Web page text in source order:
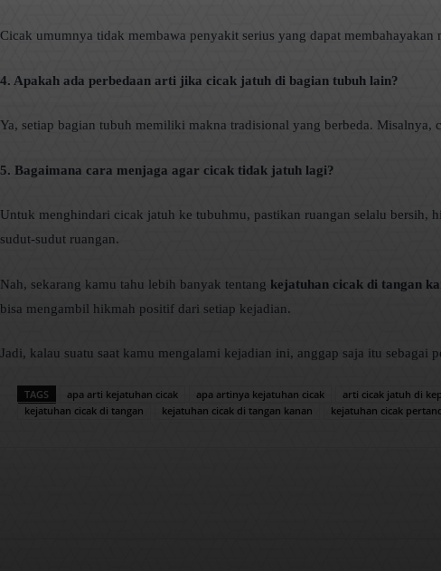
Cicak umumnya tidak membawa penyakit serius yang dapat
4. Apakah ada perbedaan arti jika cicak jatuh di bagian tubuh lain?
Ya, setiap bagian tubuh memiliki makna tradisional yang berbeda.
5. Bagaimana cara menjaga agar cicak tidak jatuh lagi?
Untuk menghindari cicak jatuh ke tubuhmu, pastikan ruangan selalu
sudut-sudut ruangan.
Nah, sekarang kamu tahu lebih banyak tentang kejatuhan cicak di tangan
bisa mengambil hikmah positif dari setiap kejadian.
Jadi, kalau suatu saat kamu mengalami kejadian ini, anggap saja itu sebagai
TAGS apa arti kejatuhan cicak apa artinya kejatuhan cicak arti cicak jatuh di
kejatuhan cicak di tangan
kejatuhan cicak di tangan kanan kejatuhan cicak